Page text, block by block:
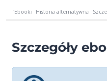
Ebooki Historia alternatywna
Szczegóły